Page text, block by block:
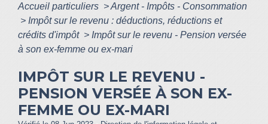
Accueil particuliers >Argent - Impôts - Consommation
> Impôt sur le revenu : déductions, réductions et
crédits d'impôt > Impôt sur le revenu - Pension versée
à son ex-femme ou ex-mari
IMPÔT SUR LE REVENU -
PENSION VERSÉE À SON EX-
FEMME OU EX-MARI